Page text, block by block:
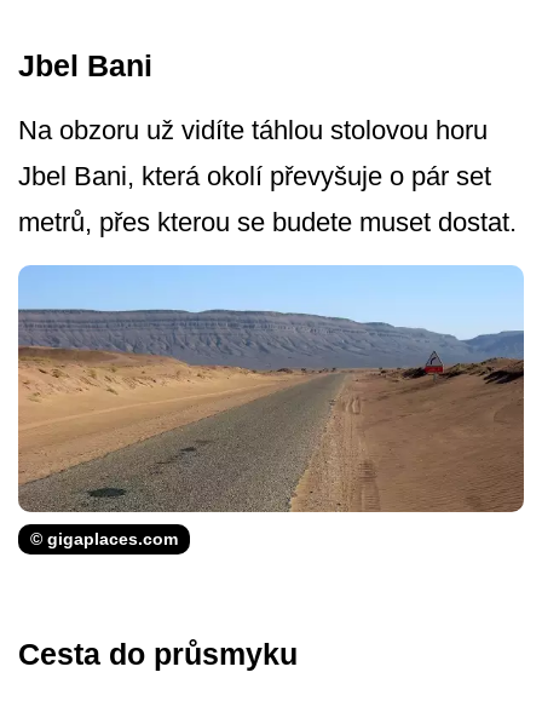
Jbel Bani
Na obzoru už vidíte táhlou stolovou horu
Jbel Bani, která okolí převyšuje o pár set
metrů, přes kterou se budete muset dostat.
© gigaplaces.com
Cesta do průsmyku